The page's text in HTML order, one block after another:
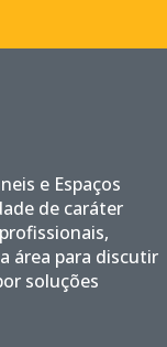
e Espaços
de caráter
área para discutir
soluções